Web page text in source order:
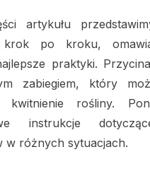
artykułu
krok po kroku,
praktyki.
zabiegiem, który
rośliny.
instrukcje
w różnych sytuacjach.